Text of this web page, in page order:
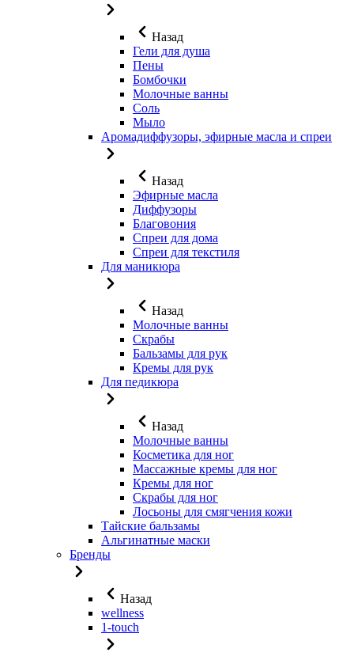
Назад
Гели для душа
Пены
Бомбочки
Молочные ванны
Соль
Мыло
Аромадиффузоры, эфирные масла и спреи
Назад
Эфирные масла
Диффузоры
Благовония
Спреи для дома
Спреи для текстиля
Для маникюра
Назад
Молочные ванны
Скрабы
Бальзамы для рук
Кремы для рук
Для педикюра
Назад
Молочные ванны
Косметика для ног
Массажные кремы для ног
Кремы для ног
Скрабы для ног
Лосьоны для смягчения кожи
Тайские бальзамы
Альгинатные маски
Бренды
Назад
wellness
1-touch